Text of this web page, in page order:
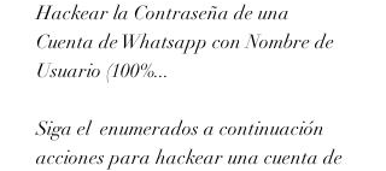
Hackear la Contraseña de una
Cuenta de Whatsapp con Nombre de
Usuario (100%...
Siga el  enumerados a continuación
acciones para hackear una cuenta de